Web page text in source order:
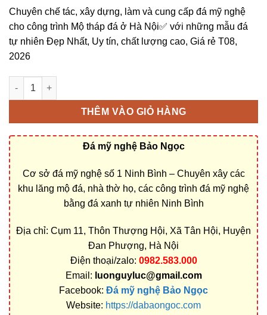
Chuyên chế tác, xây dựng, làm và cung cấp đá mỹ nghệ
cho công trình Mộ tháp đá ở Hà Nội✅ với những mẫu đá
tự nhiên Đẹp Nhất, Uy tín, chất lượng cao, Giá rẻ T08,
2026
Cơ sở chế tác, xây dựng, bán Mộ tháp đá ở Hà Nội rẻ đẹp số
THÊM VÀO GIỎ HÀNG
Đá mỹ nghệ Bảo Ngọc
Cơ sở đá mỹ nghệ số 1 Ninh Bình – Chuyên xây các
khu lăng mộ đá, nhà thờ họ, các công trình đá mỹ nghệ
bằng đá xanh tự nhiên Ninh Bình
Địa chỉ: Cụm 11, Thôn Thượng Hội, Xã Tân Hội, Huyện
Đan Phượng, Hà Nội
Điện thoại/zalo: 0982.583.000
Email: luonguyluc@gmail.com
Facebook: Đá mỹ nghệ Bảo Ngọc
Website: https://dabaongoc.com